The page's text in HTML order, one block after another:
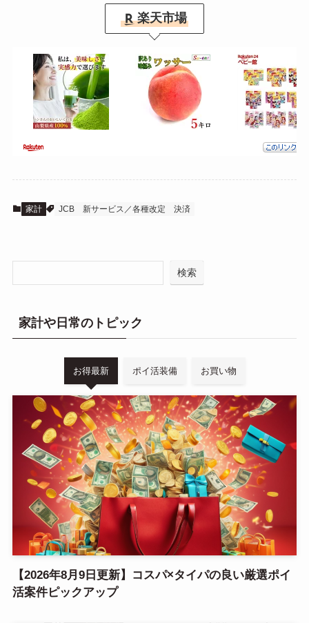
楽天市場
家計 JCB 新サービス／各種改定 決済
検索
家計や日常のトピック
お得最新 ポイ活装備 お買い物
【2026年8月9日更新】コスパ×タイパの良い厳選ポイ
活案件ピックアップ